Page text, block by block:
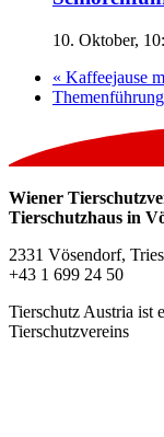
10. Oktober,
« Kaffeejause
Wiener
Tierschutzhaus in
2331 Vösendorf,
+43 1 699 24 50
Tierschutz Austria ist
Tierschutzvereins